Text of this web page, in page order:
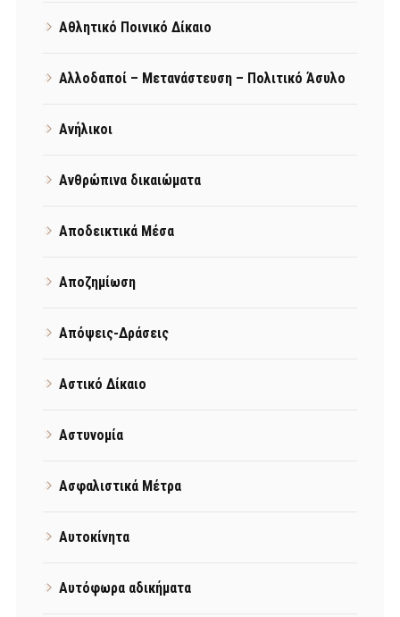
Αθλητικό Ποινικό Δίκαιο
Αλλοδαποί – Μετανάστευση – Πολιτικό Άσυλο
Ανήλικοι
Ανθρώπινα δικαιώματα
Αποδεικτικά Μέσα
Αποζημίωση
Απόψεις-Δράσεις
Αστικό Δίκαιο
Αστυνομία
Ασφαλιστικά Μέτρα
Αυτοκίνητα
Αυτόφωρα αδικήματα